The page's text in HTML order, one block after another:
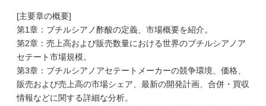
[主要章の概要]
第1章：ブチルシアノ酢酸の定義、市場概要を紹介。
第2章：売上高および販売数量における世界のブチルシアノア
セテート市場規模。
第3章：ブチルシアノアセテートメーカーの競争環境、価格、
販売および売上高の市場シェア、最新の開発計画、合併・買収
情報などに関する詳細な分析。